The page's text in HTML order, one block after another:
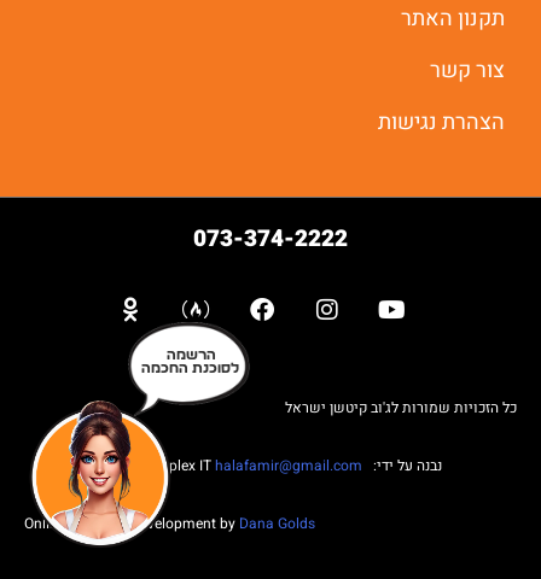
תקנון האתר
צור קשר
הצהרת נגישות
073-374-2222
כל הזכויות שמורות לג'וב קיטשן ישראל
נבנה על ידי: Web complex IT halafamir@gmail.com
Online Business Development by Dana Golds
הרשמה
לסוכנת החכמה